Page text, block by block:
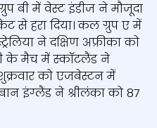
बी में वेस्ट इंडीज ने मौजूदा
से हरा दिया। कल ग्रुप ए में
ने दक्षिण अफ्रीका को
के मैच में स्‍कॉटलैंड ने
को एजबेस्टन में
इंग्‍लैंड ने श्रीलंका को 87